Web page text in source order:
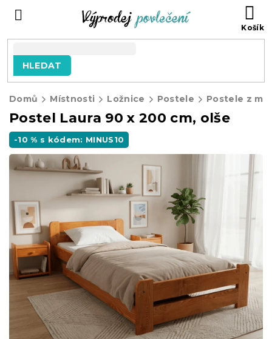
HLEDAT
Domů Místnosti Ložnice Postele Postele z
Postel Laura 90 x 200 cm, olše
-10 % s kódem: MINUS10